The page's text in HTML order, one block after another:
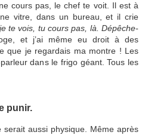
cours pas, le chef te voit. Il est à
vitre, dans un bureau, et il crie
te vois, tu cours pas, là. Dépêche-
et j’ai même eu droit à des
que je regardais ma montre ! Les
dans le frigo géant. Tous les
punir.
serait aussi physique. Même après